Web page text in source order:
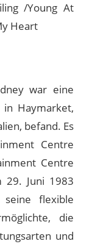
/Young At
Heart
war eine
Haymarket,
befand. Es
Centre
Centre
29. Juni 1983
flexible
die
und